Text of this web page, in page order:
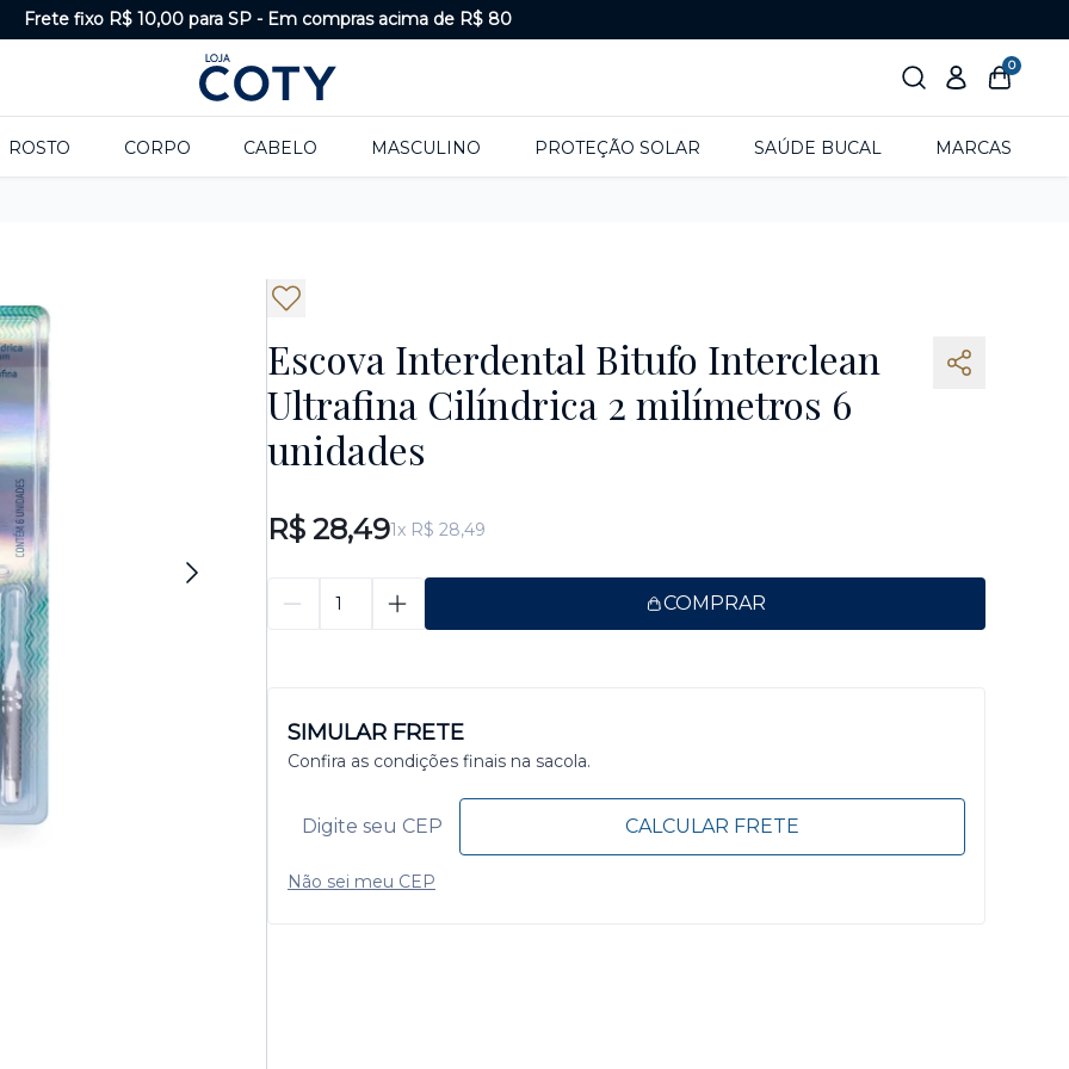
Frete fixo R$ 10,00 para SP - Em compras acima de R$ 80
0
ROSTO CORPO CABELO MASCULINO PROTEÇÃO SOLAR SAÚDE BUCAL MARCAS
Escova Interdental Bitufo Interclean
Ultrafina Cilíndrica 2 milímetros 6
unidades
R$ 28,491x R$ 28,49
COMPRAR
SIMULAR FRETE
Confira as condições finais na sacola.
CALCULAR FRETE
Não sei meu CEP